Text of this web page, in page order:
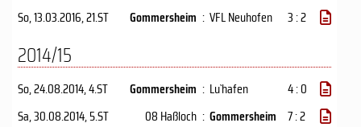
So, 13.03.2016, 21.ST Gommersheim : VFL Neuhofen 3 : 2
2014/15
So, 24.08.2014, 4.ST Gommersheim : Lu`hafen
4 : 0
Sa, 30.08.2014, 5.ST 08 Haßloch : Gommersheim 7 : 2